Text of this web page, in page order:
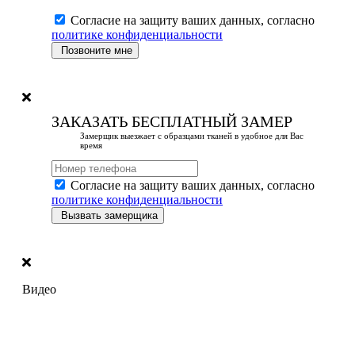
Согласие на защиту ваших данных, согласно
политике конфиденциальности
Позвоните мне
ЗАКАЗАТЬ БЕСПЛАТНЫЙ ЗАМЕР
Замерщик выезжает с образцами тканей в удобное для Вас
время
Согласие на защиту ваших данных, согласно
политике конфиденциальности
Вызвать замерщика
Видео